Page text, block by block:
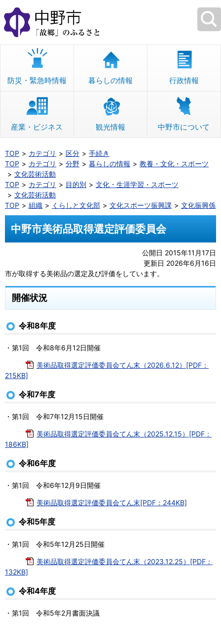
本
文
へ
移
防災・緊急時情報 暮らしの情報 行政情報
産業・ビジネス 観光情報 中野市について
TOP カテゴリ 区分
手続き
TOP
カテゴリ 分野 暮らしの情報
教養・文化・スポーツ
文化芸術活動
TOP
カテゴリ 目的別
文化・生涯学習・スポーツ
文化芸術活動
TOP
組織 くらしと文化部 文化スポーツ振興課 文化振興係
中野市美術品取得選定評価委員会
公開日 2015年11月17日
更新日 2026年6月16日
市が取得する美術品の選定及び評価をしています。
開催状況
令和8年度
・第1回 令和8年6月12日開催
美術品取得選定評価委員会てん末（2026.6.12）[PDF：
215KB]
令和7年度
・第1回 令和7年12月15日開催
美術品取得選定評価委員会てん末（2025.12.15）[PDF：
186KB]
令和6年度
・第1回 令和6年12月9日開催
美術品取得選定評価委員会てん末[PDF：244KB]
令和5年度
・第1回 令和5年12月25日開催
美術品取得選定評価委員会てん末（2023.12.25）[PDF：
132KB]
令和4年度
・第1回 令和5年2月書面決議